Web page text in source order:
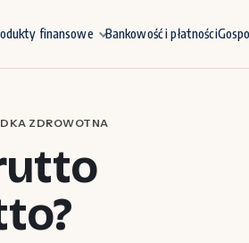
finansowe Bankowość i płatności
ZDROWOTNA